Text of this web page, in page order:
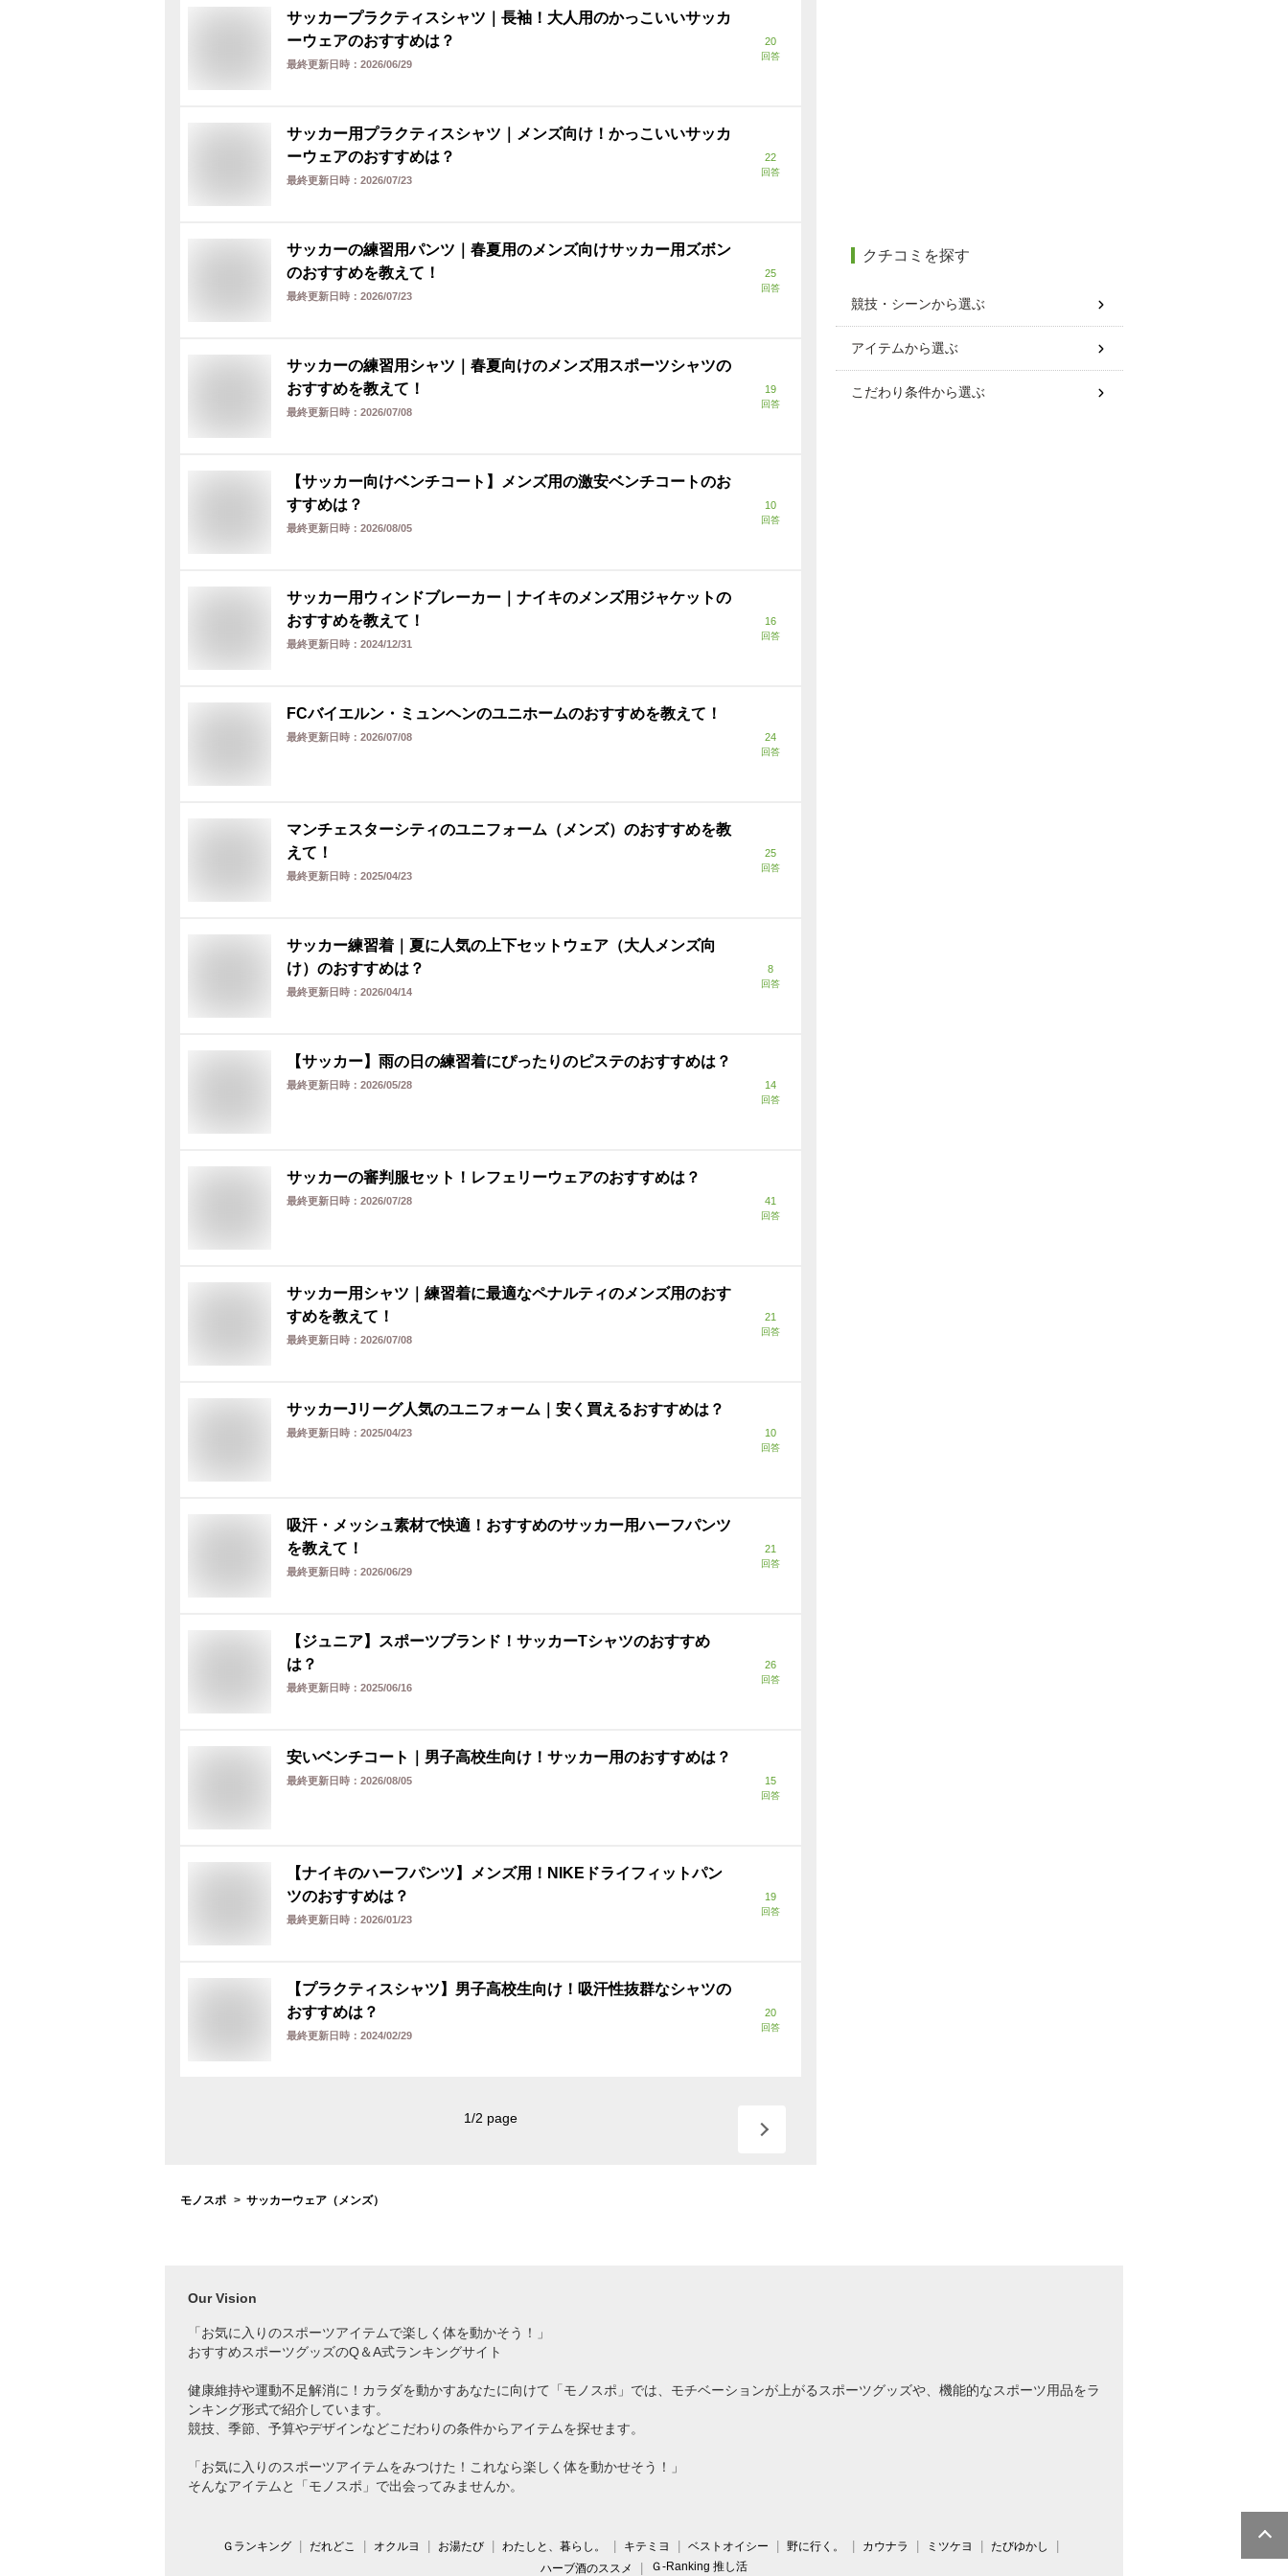
サッカープラクティスシャツ｜長袖！大人用のかっこいいサッカ
ーウェアのおすすめは？
最終更新日時： 2026/06/29
20
回答
サッカー用プラクティスシャツ｜メンズ向け！かっこいいサッカ
ーウェアのおすすめは？
最終更新日時： 2026/07/23
22
回答
サッカーの練習用パンツ｜春夏用のメンズ向けサッカー用ズボン
のおすすめを教えて！
最終更新日時： 2026/07/23
25
回答
サッカーの練習用シャツ｜春夏向けのメンズ用スポーツシャツの
おすすめを教えて！
最終更新日時： 2026/07/08
19
回答
【サッカー向けベンチコート】メンズ用の激安ベンチコートのお
すすめは？
最終更新日時： 2026/08/05
10
回答
サッカー用ウィンドブレーカー｜ナイキのメンズ用ジャケットの
おすすめを教えて！
最終更新日時： 2024/12/31
16
回答
FCバイエルン・ミュンヘンのユニホームのおすすめを教えて！
最終更新日時： 2026/07/08 24
回答
マンチェスターシティのユニフォーム（メンズ）のおすすめを教
えて！
最終更新日時： 2025/04/23
25
回答
サッカー練習着｜夏に人気の上下セットウェア（大人メンズ向
け）のおすすめは？
最終更新日時： 2026/04/14
8
回答
【サッカー】雨の日の練習着にぴったりのピステのおすすめは？
最終更新日時： 2026/05/28 14
回答
サッカーの審判服セット！レフェリーウェアのおすすめは？
最終更新日時： 2026/07/28 41
回答
サッカー用シャツ｜練習着に最適なペナルティのメンズ用のおす
すめを教えて！
最終更新日時： 2026/07/08
21
回答
サッカーJリーグ人気のユニフォーム｜安く買えるおすすめは？
最終更新日時： 2025/04/23 10
回答
吸汗・メッシュ素材で快適！おすすめのサッカー用ハーフパンツ
を教えて！
最終更新日時： 2026/06/29
21
回答
【ジュニア】スポーツブランド！サッカーTシャツのおすすめ
は？
最終更新日時： 2025/06/16
26
回答
安いベンチコート｜男子高校生向け！サッカー用のおすすめは？
最終更新日時： 2026/08/05 15
回答
【ナイキのハーフパンツ】メンズ用！NIKEドライフィットパン
ツのおすすめは？
最終更新日時： 2026/01/23
19
回答
【プラクティスシャツ】男子高校生向け！吸汗性抜群なシャツの
おすすめは？
最終更新日時： 2024/02/29
20
回答
1/2 page
モノスポ サッカーウェア（メンズ）
クチコミを探す
競技・シーンから選ぶ
アイテムから選ぶ
こだわり条件から選ぶ
Our Vision
「お気に入りのスポーツアイテムで楽しく体を動かそう！」
おすすめスポーツグッズのQ＆A式ランキングサイト
健康維持や運動不足解消に！カラダを動かすあなたに向けて「モノスポ」では、モチベーションが上がるスポーツグッズや、機能的なスポーツ用品をラ
ンキング形式で紹介しています。
競技、季節、予算やデザインなどこだわりの条件からアイテムを探せます。
「お気に入りのスポーツアイテムをみつけた！これなら楽しく体を動かせそう！」
そんなアイテムと「モノスポ」で出会ってみませんか。
Ｇランキング だれどこ オクルヨ お湯たび わたしと、暮らし。 キテミヨ ベストオイシー 野に行く。 カウナラ ミツケヨ
たびゆかし
ハーブ酒のススメ
Ｇ-Ranking 推し活